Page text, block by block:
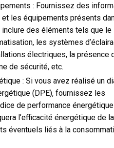
: Fournissez des
les équipements présents
inclure des éléments tels que
les systèmes
électriques, la présence
de sécurité, etc.
: Si vous avez réalisé un
(DPE), fournissez les
de performance
l’efficacité énergétique de la
éventuels liés à la